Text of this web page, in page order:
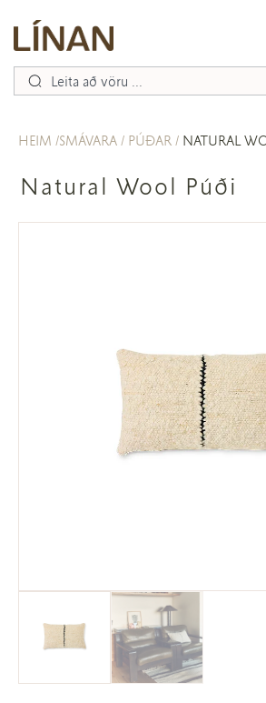
HEIM SMÁVARA PÚÐAR NATURAL
Natural Wool Púði